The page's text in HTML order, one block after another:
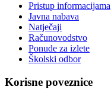
Pristup informacijama
Javna nabava
Natječaji
Računovodstvo
Ponude za izlete
Školski odbor
Korisne poveznice